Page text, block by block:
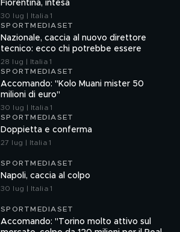
Fiorentina, intesa
30 lug | Italia 1
SPORTMEDIASET
Nazionale, caccia al nuovo direttore
tecnico: ecco chi potrebbe essere
28 lug | Italia 1
SPORTMEDIASET
Accomando: "Kolo Muani mister 50
milioni di euro"
30 lug | Italia 1
SPORTMEDIASET
Doppietta e conferma
27 lug | Italia 1
SPORTMEDIASET
Napoli, caccia al colpo
30 lug | Italia 1
SPORTMEDIASET
Accomando: "Torino molto attivo sul